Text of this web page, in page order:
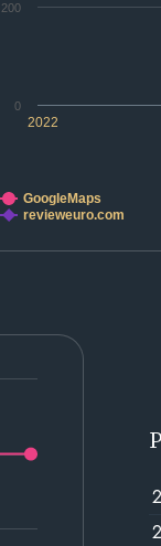
2022
0
200
GoogleMaps
revieweuro.com